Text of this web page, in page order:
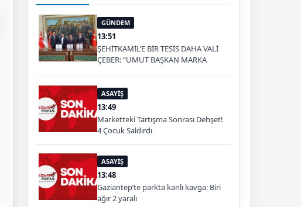
GÜNDEM
13:51
ŞEHİTKAMİL’E BİR TESİS DAHA VALİ
ÇEBER: “UMUT BAŞKAN MARKA
ASAYİŞ
13:49
Marketteki Tartışma Sonrası Dehşet!
4 Çocuk Saldırdı
ASAYİŞ
13:48
Gaziantep’te parkta kanlı kavga: Biri
ağır 2 yaralı